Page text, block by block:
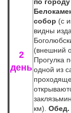
2
день
собор (с
видны
(внешний
Прогулка
одной из
км). Обед.